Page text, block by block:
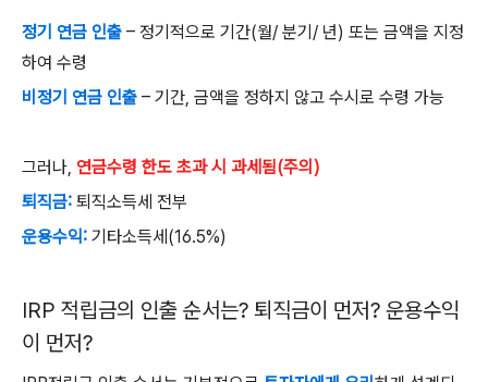
정기 연금 인출 – 정기적으로 기간(월/ 분기 / 년) 또는 금액을 지정
하여 수령
비정기 연금 인출 – 기간 금액을 정하지 않고 수시로 수령 가능
그러나 연금수령 한도 초과 시 과세됨(주의)
퇴직금: 퇴직소득세 전부
운용수익: 기타소득세 (16.5%)
IRP 적립금의 인출 순서는? 퇴직금이 먼저? 운용수익
이 먼저?